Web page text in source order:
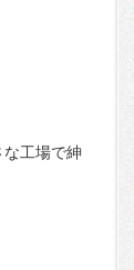
工場で紳